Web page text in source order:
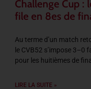
Challenge Cup :
file en 8es de
Au terme d’un match
le CVB52 s’impose 3–0
pour les huitièmes de
LIRE LA SUITE »